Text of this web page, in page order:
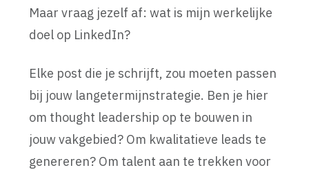
Maar vraag jezelf af: wat is mijn werkelijke
doel op LinkedIn?
Elke post die je schrijft, zou moeten passen
bij jouw langetermijnstrategie. Ben je hier
om thought leadership op te bouwen in
jouw vakgebied? Om kwalitatieve leads te
genereren? Om talent aan te trekken voor